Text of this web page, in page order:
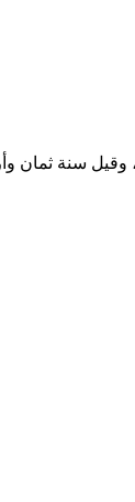
ثمان وأربعين